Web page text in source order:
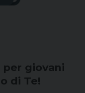
per giovani
di Te!